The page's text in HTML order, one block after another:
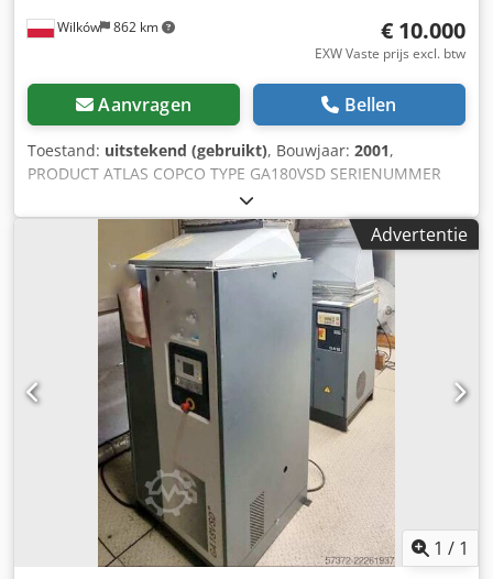
Wilków 862 km € 10.000
EXW Vaste prijs excl. btw
Aanvragen Bellen
Toestand: uitstekend (gebruikt), Bouwjaar: 2001,
PRODUCT ATLAS COPCO TYPE GA180VSD SERIENUMMER
AIF072891 JAAR 2001 VERMOGEN (kW) 181 CAPACITEIT
(m3/min) DRUK (bar) 12.50 UREN (GEBRUIK/TOTAAL) 85719
Crsdpfx Aozq An Nsn Ijf FREQUENTIEOMFORMER ja
GEÏNTEGREERDE DROGER nee WARMTEWISSELAAR nee
GEKOELD (LUCHT/WATER) lucht OP TANK nee
DOCUMENTATIE nee AANSLUITING 2 1/2 NIEUW/GEBRUIKT
GEBRUIKT
Advertentie
1 / 1